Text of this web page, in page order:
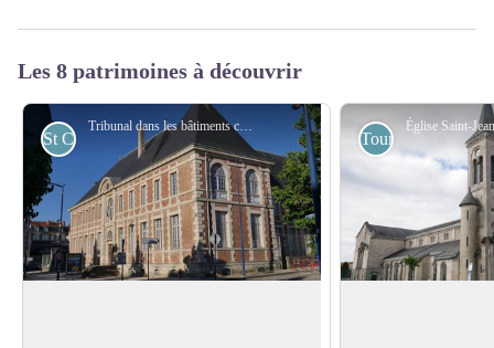
Les 8 patrimoines à découvrir
Tribunal dans les bâtiments conventuels de l’abbaye Saint-Paul - Amis de saint Colomban
St Colomban Touristiques